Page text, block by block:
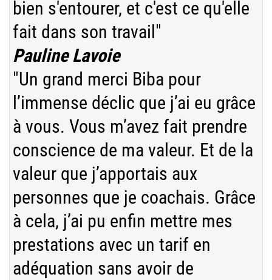
bien s'entourer, et c'est ce qu'elle
fait dans son travail"
Pauline Lavoie
"Un grand merci Biba pour
l’immense déclic que j’ai eu grâce
à vous. Vous m’avez fait prendre
conscience de ma valeur. Et de la
valeur que j’apportais aux
personnes que je coachais. Grâce
à cela, j’ai pu enfin mettre mes
prestations avec un tarif en
adéquation sans avoir de